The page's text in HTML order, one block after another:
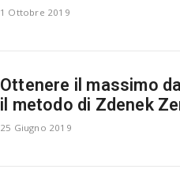
1 Ottobre 2019
Ottenere il massimo
il metodo di Zdenek
25 Giugno 2019